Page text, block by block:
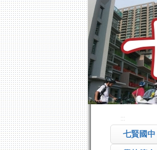
:::
七賢國中